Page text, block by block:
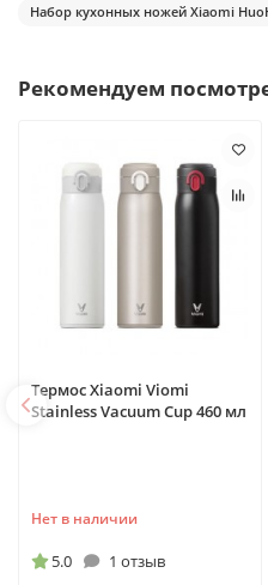
Набор кухонных ножей Xiaomi
Рекомендуем
Термос Xiaomi Viomi
Stainless Vacuum Cup 460 мл
Нет в наличии
5.0 1 отзыв